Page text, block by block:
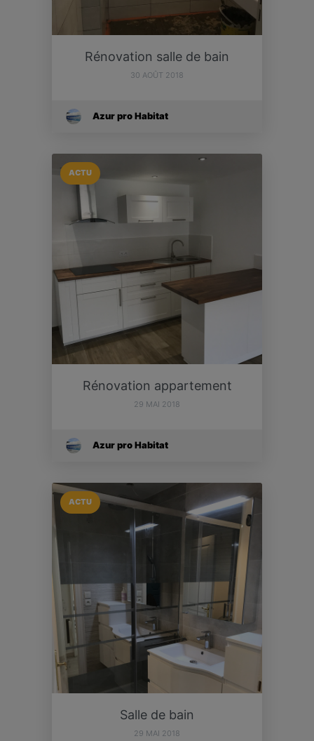
Rénovation salle de bain
30 AOÛT 2018
Azur pro Habitat
ACTU
Rénovation appartement
29 MAI 2018
Azur pro Habitat
ACTU
Salle de bain
29 MAI 2018